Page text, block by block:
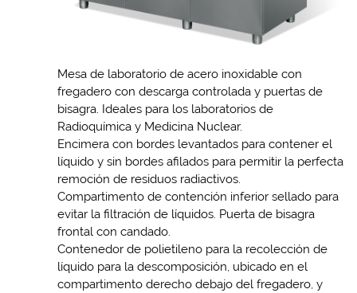
Mesa de laboratorio de acero inoxidable con
fregadero con descarga controlada y puertas de
bisagra. Ideales para los laboratorios de
Radioquímica y Medicina Nuclear.
Encimera con bordes levantados para contener el
líquido y sin bordes afilados para permitir la perfecta
remoción de residuos radiactivos.
Compartimento de contención inferior sellado para
evitar la filtración de líquidos. Puerta de bisagra
frontal con candado.
Contenedor de polietileno para la recolección de
líquido para la descomposición, ubicado en el
compartimento derecho debajo del fregadero, y